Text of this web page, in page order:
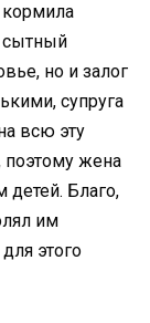
кормила
сытный
но и залог
супруга
всю эту
жена
детей. Благо,
им
этого